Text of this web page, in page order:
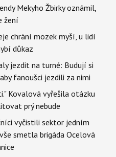
Mekyho Žbirky oznámil,
žení
chrání mozek myší, u lidí
důkaz
jezdit na turné: Budují si
fanoušci jezdili za nimi
Kovalová vyřešila otázku
prý nebude
vyčistili sektor jedním
smetla brigáda Ocelová